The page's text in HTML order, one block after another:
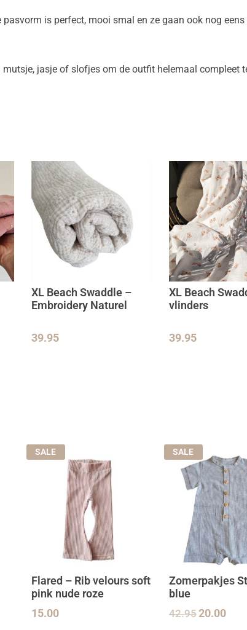
is perfect, mooi smal en ze gaan ook nog
jasje of slofjes om de outfit helemaal compleet
XL Beach Swaddle –
Embroidery Naturel
39.95
XL Beach
vlinders
39.95
SALE
Flared – Rib velours soft
pink nude roze
15.00
SALE
Zomerpakjes
blue
42.9520.00